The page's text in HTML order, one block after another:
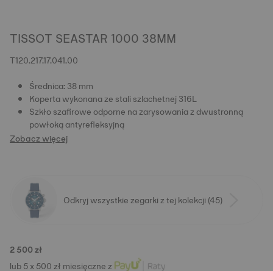
TISSOT SEASTAR 1000 38MM
T120.217.17.041.00
Średnica: 38 mm
Koperta wykonana ze stali szlachetnej 316L
Szkło szafirowe odporne na zarysowania z dwustronną
powłoką antyrefleksyjną
Zobacz więcej
Odkryj wszystkie zegarki z tej kolekcji (45)
2 500 zł
lub 5 x 500 zł miesięczne z